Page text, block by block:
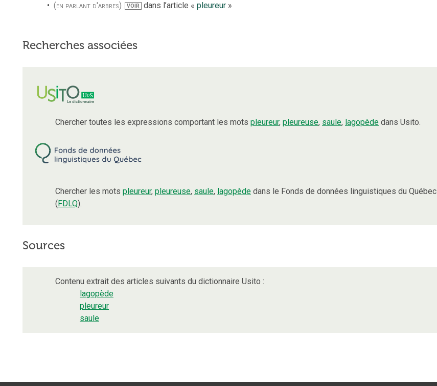
(en parlant d'arbres)
VOIR dans l’article « pleureur»
Recherches associées
Chercher toutes les expressions comportant les mots pleureur, pleureuse, saule, lagopède dans Usito.
Chercher les mots pleureur, pleureuse, saule, lagopède dans le Fonds de données linguistiques du Québec
(FDLQ).
Sources
Contenu extrait des articles suivants du dictionnaire Usito :
lagopède
pleureur
saule